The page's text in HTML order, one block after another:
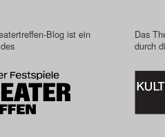
Blog ist ein
Das
durch